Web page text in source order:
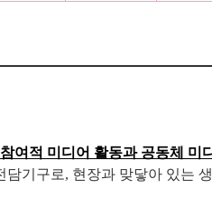
여적 미디어 활동과 공동체 미
기구로, 현장과 맞닿아 있는